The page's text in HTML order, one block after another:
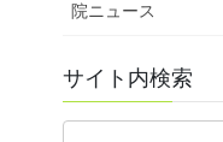
院ニュース
サイト内検索